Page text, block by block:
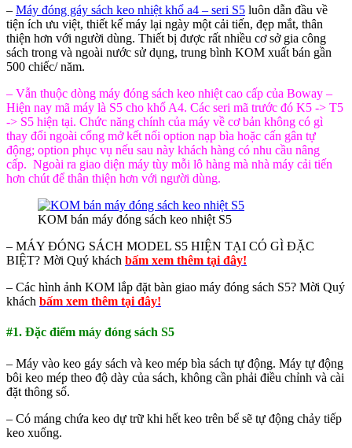
– Máy đóng gáy sách keo nhiệt khổ a4 – seri S5 luôn dẫn đầu về
tiện ích ưu việt, thiết kế máy lại ngày một cải tiến, đẹp mắt, thân
thiện hơn với người dùng. Thiết bị được rất nhiều cơ sở gia công
sách trong và ngoài nước sử dụng, trung bình KOM xuất bán gần
500 chiếc/ năm.
– Vẫn thuộc dòng máy đóng sách keo nhiệt cao cấp của Boway –
Hiện nay mã máy là S5 cho khổ A4. Các seri mã trước đó K5 -> T5
-> S5 hiện tại. Chức năng chính của máy về cơ bản không có gì
thay đổi ngoài cổng mở kết nối option nạp bìa hoặc cấn gân tự
động; option phục vụ nếu sau này khách hàng có nhu cầu nâng
cấp. Ngoài ra giao diện máy tùy mỗi lô hàng mà nhà máy cải tiến
hơn chút để thân thiện hơn với người dùng.
KOM bán máy đóng sách keo nhiệt S5
– MÁY ĐÓNG SÁCH MODEL S5 HIỆN TẠI CÓ GÌ ĐẶC
BIỆT? Mời Quý khách bấm xem thêm tại đây!
– Các hình ảnh KOM lắp đặt bàn giao máy đóng sách S5? Mời Quý
khách bấm xem thêm tại đây!
#1. Đặc điểm máy đóng sách S5
– Máy vào keo gáy sách và keo mép bìa sách tự động. Máy tự động
bôi keo mép theo độ dày của sách, không cần phải điều chỉnh và cài
đặt thông số.
– Có máng chứa keo dự trữ khi hết keo trên bể sẽ tự động chảy tiếp
keo xuống.